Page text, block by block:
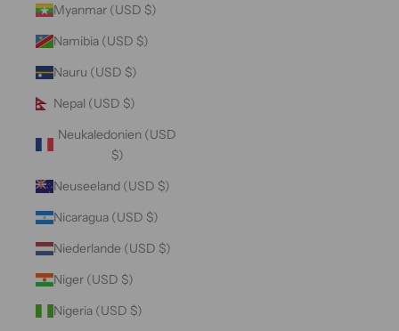
Myanmar (USD $)
Namibia (USD $)
Nauru (USD $)
Nepal (USD $)
Neukaledonien (USD
$)
Neuseeland (USD $)
Nicaragua (USD $)
Niederlande (USD $)
Niger (USD $)
Nigeria (USD $)